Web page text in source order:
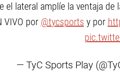
el lateral amplíe la ventaja
VIVO por @tycsports y por
— TyC Sports Play